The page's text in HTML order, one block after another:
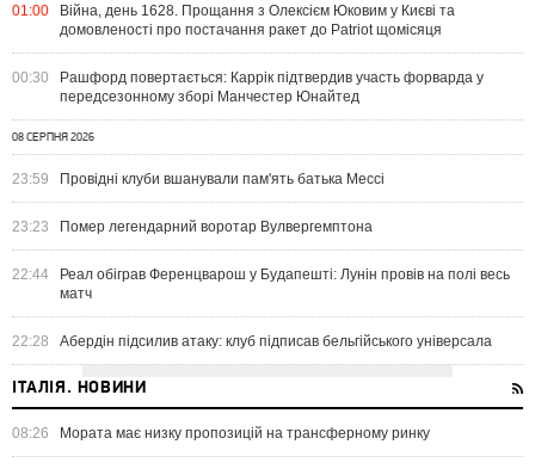
01:00
Війна, день 1628. Прощання з Олексієм Юковим у Києві та
домовленості про постачання ракет до Patriot щомісяця
00:30
Рашфорд повертається: Каррік підтвердив участь форварда у
передсезонному зборі Манчестер Юнайтед
08 СЕРПНЯ 2026
23:59 Провідні клуби вшанували пам'ять батька Мессі
23:23 Помер легендарний воротар Вулвергемптона
22:44
Реал обіграв Ференцварош у Будапешті: Лунін провів на полі весь
матч
22:28 Абердін підсилив атаку: клуб підписав бельгійського універсала
ІТАЛІЯ. НОВИНИ
08:26 Мората має низку пропозицій на трансферному ринку